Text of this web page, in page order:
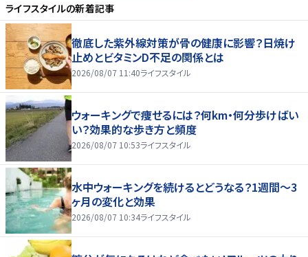
ライフスタイルの新着記事
徹底した紫外線対策が骨の健康に影響？日焼け
止めとビタミンD不足の関係とは
2026/08/07 11:40ライフスタイル
ウォーキングで痩せるには？何km・何分歩けばい
い？効果的な歩き方と頻度
2026/08/07 10:53ライフスタイル
水中ウォーキングを続けるとどうなる？1週間～3
ヶ月の変化と効果
2026/08/07 10:34ライフスタイル